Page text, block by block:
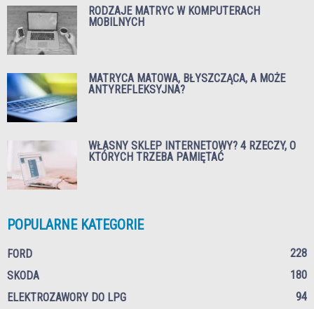
RODZAJE MATRYC W KOMPUTERACH
MOBILNYCH
MATRYCA MATOWA, BŁYSZCZĄCA, A MOŻE
ANTYREFLEKSYJNA?
WŁASNY SKLEP INTERNETOWY? 4 RZECZY, O
KTÓRYCH TRZEBA PAMIĘTAĆ
POPULARNE KATEGORIE
FORD
228
SKODA
180
ELEKTROZAWORY DO LPG
94